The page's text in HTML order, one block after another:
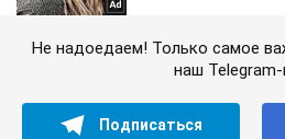
Не надоедаем! Только самое
наш Telegram-
Подписаться